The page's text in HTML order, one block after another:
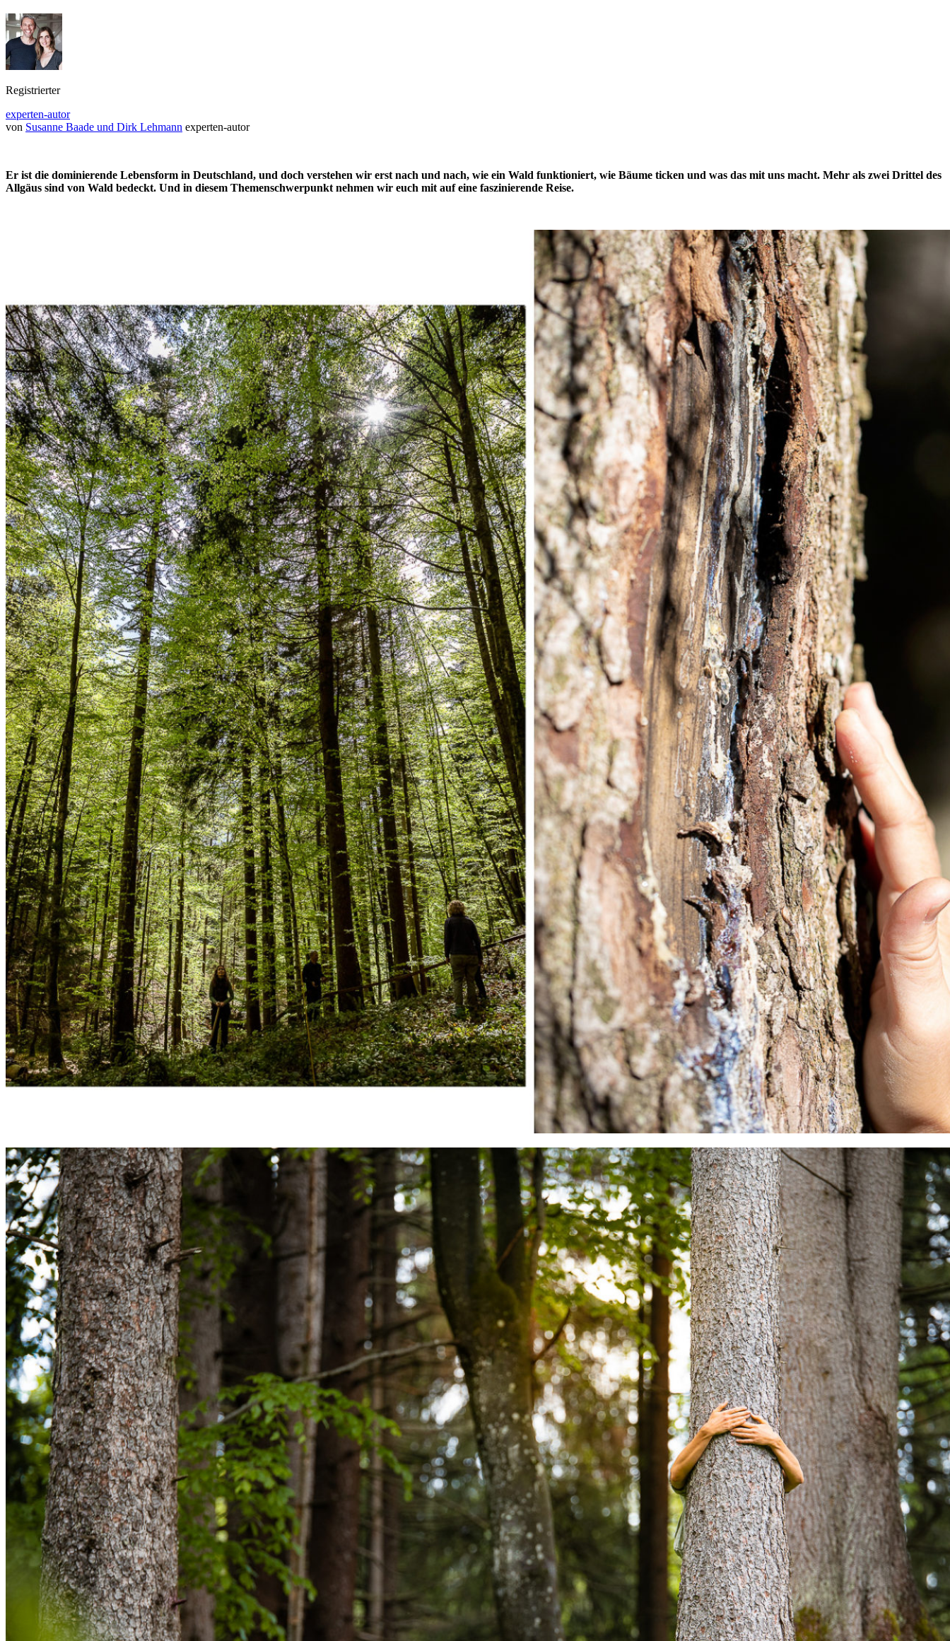
Registrierter
experten-autor
von Susanne Baade und Dirk Lehmann experten-autor
Er ist die dominierende Lebensform in Deutschland, und doch verstehen wir erst nach und nach, wie ein Wald funktioniert, wie Bäume ticken und was das mit uns macht. Mehr als zwei Drittel des
Allgäus sind von Wald bedeckt. Und in diesem Themenschwerpunkt nehmen wir euch mit auf eine faszinierende Reise.